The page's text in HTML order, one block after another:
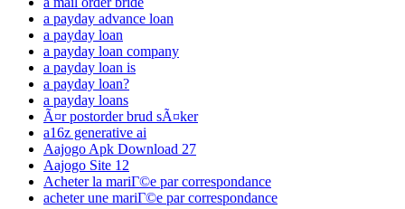
a payday advance loan
a payday loan
a payday loan company
a payday loan is
a payday loan?
a payday loans
Ã¤r postorder brud sÃ¤ker
a16z generative ai
Aajogo Apk Download 27
Aajogo Site 12
Acheter la mariГ©e par correspondance
acheter une mariГ©e par correspondance